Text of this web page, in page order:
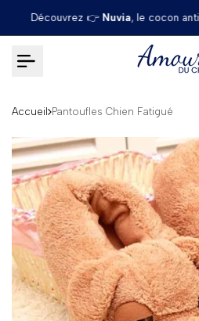
Passer
Découvrez 👉 Nuvia, le cocon
Accueil Pantoufles Chien Fatigué